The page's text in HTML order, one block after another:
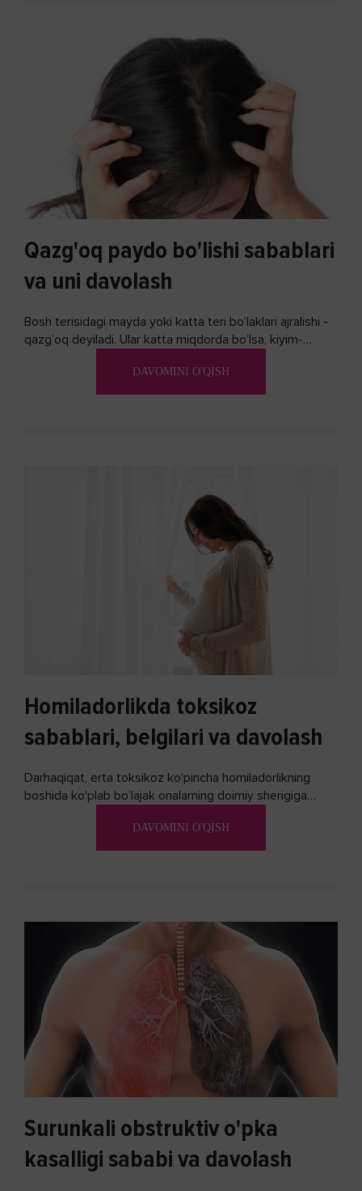
Qazg'oq paydo bo'lishi sabablari
va uni davolash
Bosh terisidagi mayda yoki katta teri bo’laklari ajralishi -
qazg’oq deyiladi. Ular katta miqdorda bo’lsa, kiyim-
DAVOMINI O'QISH
Homiladorlikda toksikoz
sabablari, belgilari va davolash
Darhaqiqat, erta toksikoz ko'pincha homiladorlikning
boshida ko'plab bo’lajak onalarning doimiy sherigiga
biron bir usuli bormi?DAVOMINI O'QISH
Surunkali obstruktiv o'pka
kasalligi sababi va davolash